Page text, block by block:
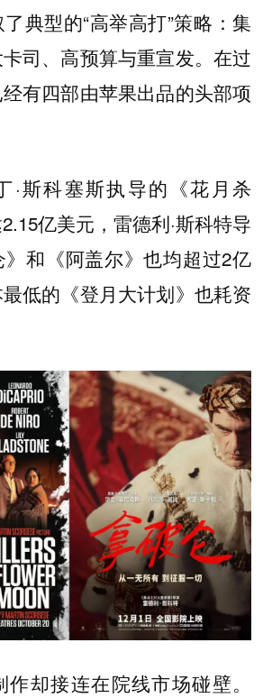
典型的“高举高打”策略：集
司、高预算与重宣发。在过
有四部由苹果出品的头部项
·斯科塞斯执导的《花月杀
亿美元，雷德利·斯科特导
和《阿盖尔》也均超过2亿
低的《登月大计划》也耗资
却接连在院线市场碰壁。